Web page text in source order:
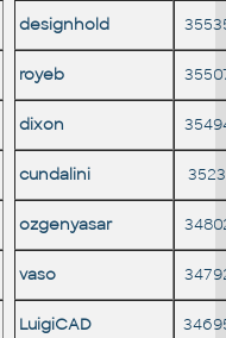
designhold
royeb
dixon
cundalini
ozgenyasar
vaso
LuigiCAD